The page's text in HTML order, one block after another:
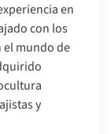
en
con los
el mundo de
y